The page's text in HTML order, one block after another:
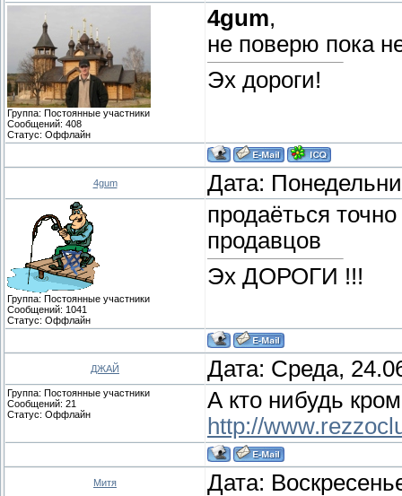
Группа: Постоянные участники
Сообщений: 408
Статус: Оффлайн
4gum,
не поверю пока
Эх дороги!
4gum Дата:
Группа: Постоянные участники
Сообщений: 1041
Статус: Оффлайн
продаёться
продавцов
Эх ДОРОГИ !!!
ДЖАЙ Дата: Среда,
Группа: Постоянные участники
Сообщений: 21
Статус: Оффлайн
А кто нибудь
http://
Митя Дата: